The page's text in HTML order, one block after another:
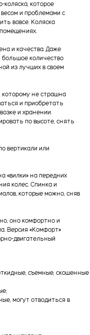
коляска, которое
и проблемами с
вовсе. Коляска
и качества. Даже
большое количество
из лучших в своем
которому не страшна
и приобретать
и хранении.
по высоте, снять
вертикали или
«вилки» на передних
колес. Спинка и
которые можно, сняв
оно комфортно и
Версия «Комфорт»
двигательный
съемные, скошенные
могут отводиться в